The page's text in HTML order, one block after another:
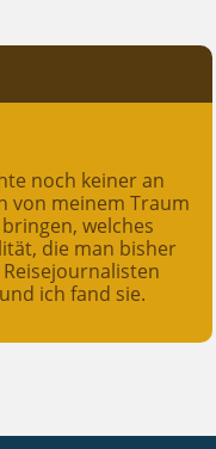
noch keiner an
von meinem Traum
welches
die man bisher
ich fand sie.